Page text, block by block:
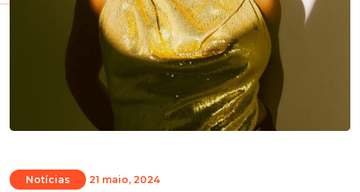
Notícias 21 maio, 2024